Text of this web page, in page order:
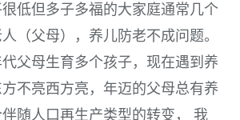
低但多子多福的大家庭通常几个
（父母），养儿防老不成问题。
代父母生育多个孩子，现在遇到养
不亮西方亮，年迈的父母总有养
随人口再生产类型的转变， 我